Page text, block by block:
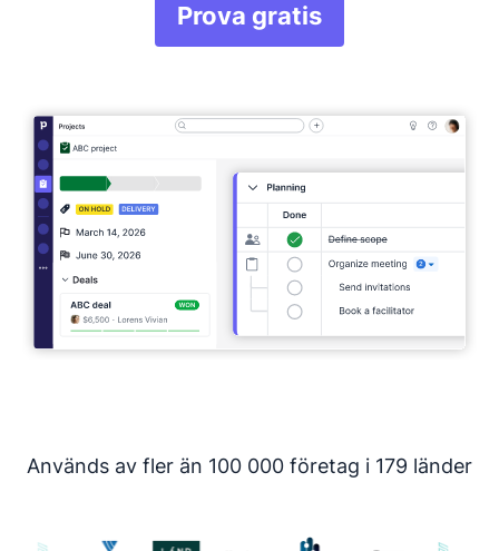
Prova gratis
Öppnas i ett nytt
Används av fler än 100 000 företag i 179 länder